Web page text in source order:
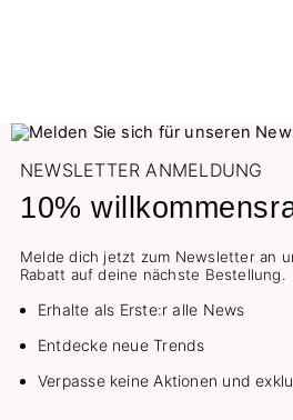
NEWSLETTER ANMELDUNG
10%
Melde dich jetzt zum Newsletter an
Rabatt auf deine nächste Bestellung.
Erhalte als Erste:r alle News
Entdecke neue Trends
Verpasse keine Aktionen und